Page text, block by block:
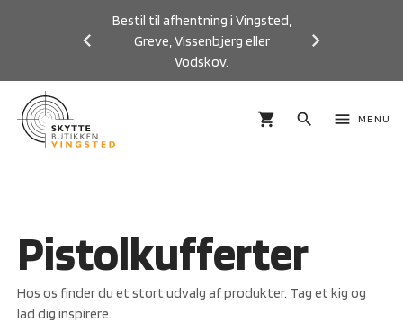
Bestil til afhentning i Vingsted,
Greve, Vissenbjerg eller
Vodskov.
Previous
shopping_cart search menu MENU
Pistolkufferter
Hos os finder du et stort udvalg af produkter. Tag et kig og
lad dig inspirere.